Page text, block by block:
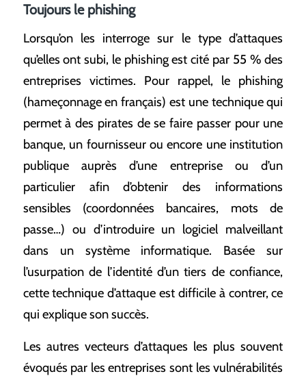
Toujours le phishing
Lorsqu’on les interroge sur le type d’attaques
qu’elles ont subi, le phishing est cité par 55 % des
entreprises victimes. Pour rappel, le phishing
(hameçonnage en français) est une technique qui
permet à des pirates de se faire passer pour une
banque, un fournisseur ou encore une institution
publique auprès d’une entreprise ou d’un
particulier afin d’obtenir des informations
sensibles (coordonnées bancaires, mots de
passe…) ou d’introduire un logiciel malveillant
dans un système informatique. Basée sur
l’usurpation de l’identité d’un tiers de confiance,
cette technique d’attaque est difficile à contrer, ce
qui explique son succès.
Les autres vecteurs d’attaques les plus souvent
évoqués par les entreprises sont les vulnérabilités